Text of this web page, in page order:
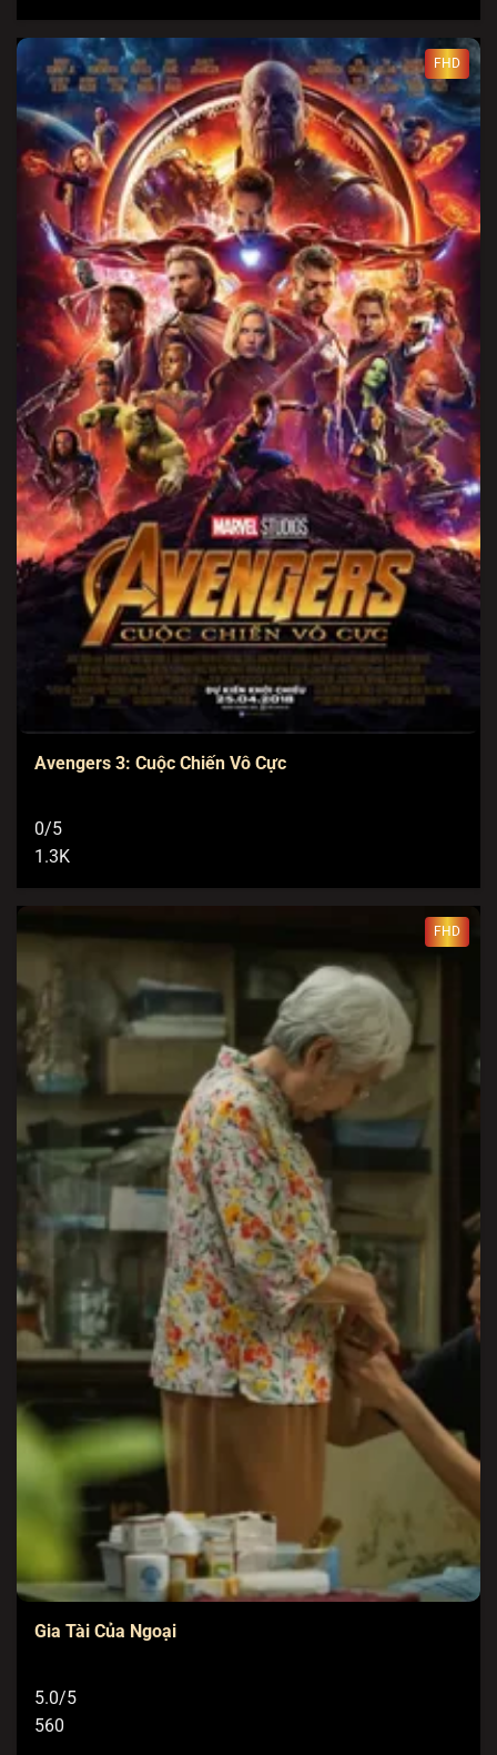
FHD
Avengers 3: Cuộc Chiến Vô Cực
0/5
1.3K
FHD
Gia Tài Của Ngoại
5.0/5
560